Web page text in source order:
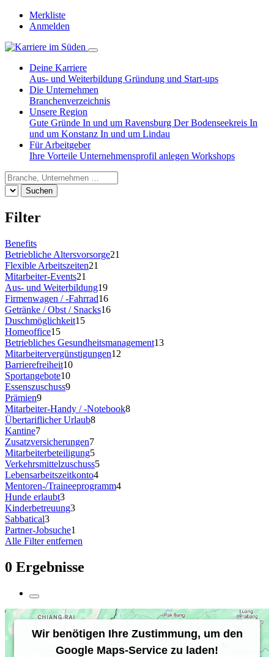
Merkliste
Anmelden
Deine Karriere
Aus- und Weiterbildung Gründung und Start-ups
Die Unternehmen
Branchenverzeichnis
Unsere Region
Gute Gründe In und um Ravensburg Der Bodenseekreis In
und um Konstanz In und um Lindau
Für Arbeitgeber
Ihre Vorteile Unternehmensprofil anlegen Workshops
Suchen
Filter
Benefits
Betriebliche Altersvorsorge21
Flexible Arbeitszeiten21
Mitarbeiter-Events21
Aus- und Weiterbildung19
Firmenwagen / -Fahrrad16
Getränke / Obst / Snacks16
Duschmöglichkeit15
Homeoffice15
Betriebliches Gesundheitsmanagement13
Mitarbeitervergünstigungen12
Barrierefreiheit10
Sportangebote10
Essenszuschuss9
Prämien9
Mitarbeiter-Handy / -Notebook8
Übertariflicher Urlaub8
Kantine7
Zusatzversicherungen7
Mitarbeiterbeteiligung5
Verkehrsmittelzuschuss5
Lebensarbeitszeitkonto4
Mentoren-/Traineeprogramm4
Hunde erlaubt3
Kinderbetreuung3
Sabbatical3
Partner-Jobsuche1
Alle Filter entfernen
0 Ergebnisse
Wir benötigen Ihre Zustimmung, um den
Google Maps-Service zu laden!